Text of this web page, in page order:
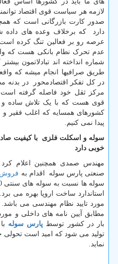
لازمه هر سیاست قوی اقتصاد
صدور کارت بازرگانی است که
دارد که برخلاف وعده های
عرصه رو بر فعالین تنگ کرده
عدم تحرک نطام بانکی هست که
شماره انداخته اند تبادلاتمون
طریق صرافیها انجام میشه که
در کل تفکر اقتصادمحور در بدنه
مرکز ثقل خود فاصله گرفته است
قوی هست که با یک تلاش ساده و
کشورهای همسایه که اغلب فقیر و
پیدا نمی کنیم.
سوله و اسکلت فلزی با کیفیت
خوبی دارد
مهندس صمدی همچنین اعلام کرد
صنعتی پارس سوله اقدام به فروش
استاندارد ساخت اروپا بهره می
مورد تایید نظام مهندسی می
مطابق آیین نامه های داخلی و
بار در کشور توسط پارس سوله
تولید می شود که امید است
نماید.